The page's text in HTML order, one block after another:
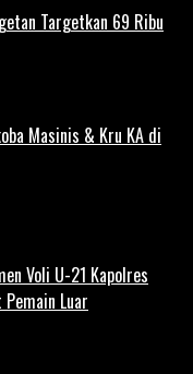
Targetkan 69 Ribu
Masinis & Kru KA di
Voli U-21 Kapolres
Pemain Luar